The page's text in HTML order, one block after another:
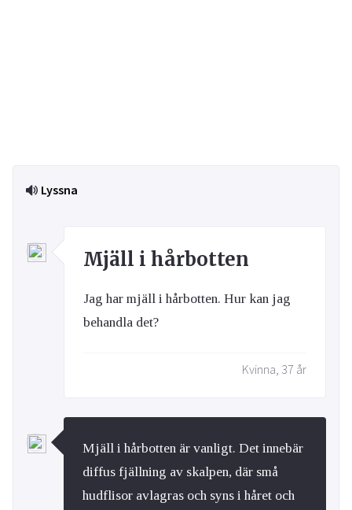
Lyssna
Mjäll i hårbotten
Jag har mjäll i hårbotten. Hur kan jag
behandla det?
Kvinna, 37 år
Mjäll i hårbotten är vanligt. Det innebär
diffus fjällning av skalpen, där små
hudflisor avlagras och syns i håret och